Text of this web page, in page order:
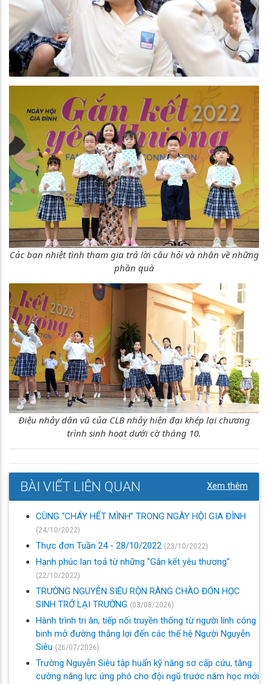
Các bạn nhiệt tình tham gia trả lời câu hỏi và nhận về những
phần quà
Điệu nhảy dân vũ của CLB nhảy hiện đại khép lại chương
trình sinh hoạt dưới cờ tháng 10.
BÀI VIẾT LIÊN QUAN Xem thêm
CÙNG “CHÁY HẾT MÌNH” TRONG NGÀY HỘI GIA ĐÌNH
(24/10/2022)
Thực đơn Tuần 24 - 28/10/2022 (23/10/2022)
Hạnh phúc lan toả từ những "Gắn kết yêu thương"
(22/10/2022)
TRƯỜNG NGUYỄN SIÊU RỘN RÀNG CHÀO ĐÓN HỌC
SINH TRỞ LẠI TRƯỜNG (03/08/2026)
Hành trình tri ân, tiếp nối truyền thống từ người lính công
binh mở đường thắng lợi đến các thế hệ Người Nguyễn
Siêu (26/07/2026)
Trường Nguyễn Siêu tập huấn kỹ năng sơ cấp cứu, tăng
cường năng lực ứng phó cho đội ngũ trước năm học mới